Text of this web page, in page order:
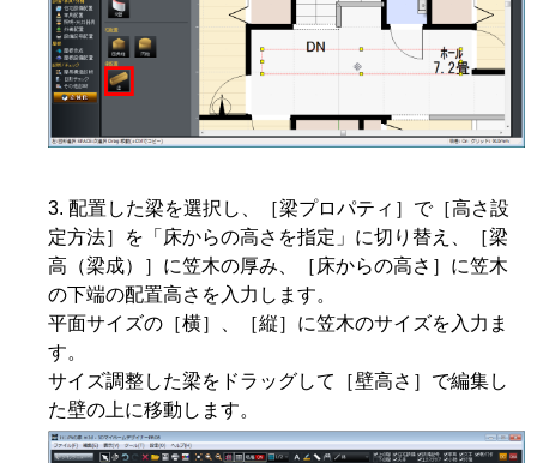
配置した梁を選択し、［梁プロパティ］で［高さ設
定方法］を「床からの高さを指定」に切り替え、［梁
高（梁成）］に笠木の厚み、［床からの高さ］に笠木
の下端の配置高さを入力します。
平面サイズの［横］、［縦］に笠木のサイズを入力ま
す。
サイズ調整した梁をドラッグして［壁高さ］で編集し
た壁の上に移動します。